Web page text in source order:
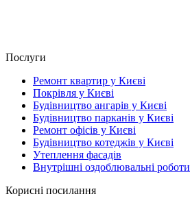
Послуги
Ремонт квартир у Києві
Покрівля у Києві
Будівництво ангарів у Києві
Будівництво парканів у Києві
Ремонт офісів у Києві
Будівництво котеджів у Києві
Утеплення фасадів
Внутрішні оздоблювальні роботи
Корисні посилання